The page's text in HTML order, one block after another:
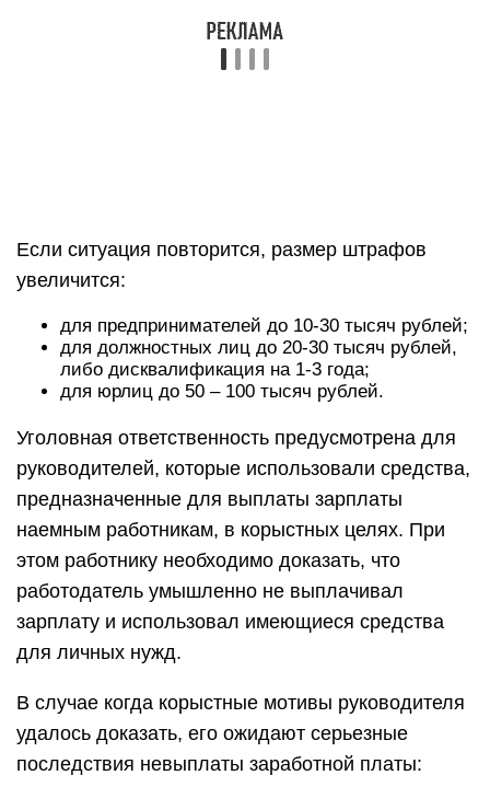
Если ситуация повторится, размер штрафов
увеличится:
для предпринимателей до 10-30 тысяч рублей;
для должностных лиц до 20-30 тысяч рублей,
либо дисквалификация на 1-3 года;
для юрлиц до 50 – 100 тысяч рублей.
Уголовная ответственность предусмотрена для
руководителей, которые использовали средства,
предназначенные для выплаты зарплаты
наемным работникам, в корыстных целях. При
этом работнику необходимо доказать, что
работодатель умышленно не выплачивал
зарплату и использовал имеющиеся средства
для личных нужд.
В случае когда корыстные мотивы руководителя
удалось доказать, его ожидают серьезные
последствия невыплаты заработной платы: